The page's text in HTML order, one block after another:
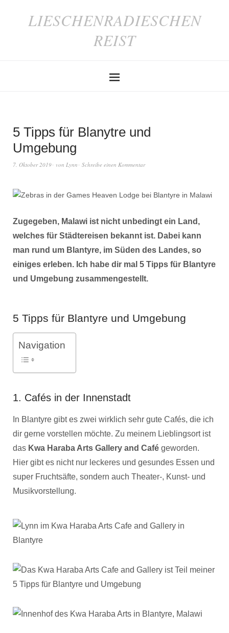
LIESCHENRADIESCHEN
REIST
5 Tipps für Blanytre und
Umgebung
7. Oktober 2019 von Lynn Schreibe einen Kommentar
Zugegeben, Malawi ist nicht unbedingt ein Land,
welches für Städtereisen bekannt ist. Dabei kann
man rund um Blantyre, im Süden des Landes, so
einiges erleben. Ich habe dir mal 5 Tipps für Blantyre
und Umgebung zusammengestellt.
5 Tipps für Blantyre und Umgebung
Navigation
1. Cafés in der Innenstadt
In Blantyre gibt es zwei wirklich sehr gute Cafés, die ich
dir gerne vorstellen möchte. Zu meinem Lieblingsort ist
das Kwa Haraba Arts Gallery and Café geworden.
Hier gibt es nicht nur leckeres und gesundes Essen und
super Fruchtsäfte, sondern auch Theater-, Kunst- und
Musikvorstellung.